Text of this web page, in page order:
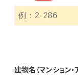
建物名（マンション